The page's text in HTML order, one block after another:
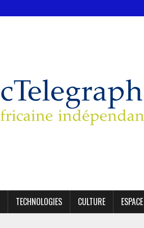
TECHNOLOGIES CULTURE